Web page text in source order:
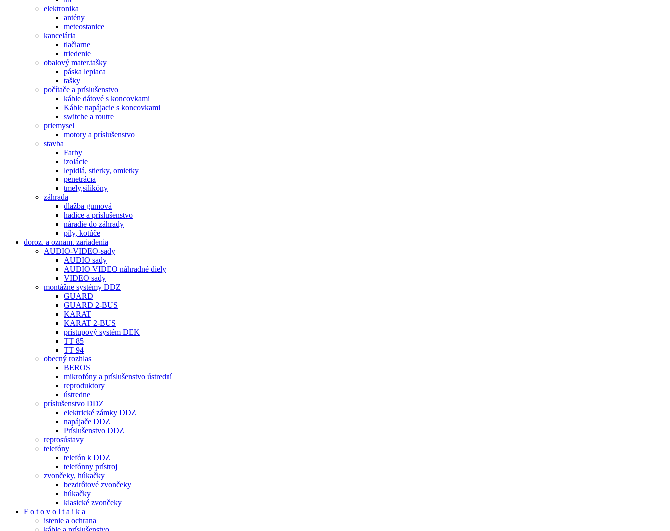
elektronika
antény
meteostanice
kancelária
tlačiarne
triedenie
obalový mater.tašky
páska lepiaca
tašky
počítače a príslušenstvo
káble dátové s koncovkami
Káble napájacie s koncovkami
switche a routre
priemysel
motory a príslušenstvo
stavba
Farby
izolácie
lepidlá, stierky, omietky
penetrácia
tmely,silikóny
záhrada
dlažba gumová
hadice a príslušenstvo
náradie do záhrady
píly, kotúče
doroz. a oznam. zariadenia
AUDIO-VIDEO-sady
AUDIO sady
AUDIO VIDEO náhradné diely
VIDEO sady
montážne systémy DDZ
GUARD
GUARD 2-BUS
KARAT
KARAT 2-BUS
prístupový systém DEK
TT 85
TT 94
obecný rozhlas
BEROS
mikrofóny a príslušenstvo ústrední
reproduktory
ústredne
príslušenstvo DDZ
elektrické zámky DDZ
napájače DDZ
Príslušenstvo DDZ
reprosústavy
telefóny
telefón k DDZ
telefónny prístroj
zvončeky, húkačky
bezdrôtové zvončeky
húkačky
klasické zvončeky
F o t o v o l t a i k a
istenie a ochrana
káble a príslušenstvo